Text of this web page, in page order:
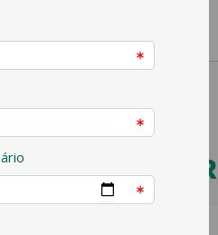
GOSTAR